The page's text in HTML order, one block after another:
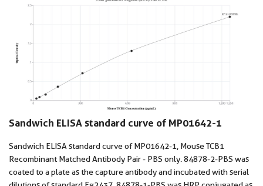
Sandwich ELISA standard curve of MP01642-1
Sandwich ELISA standard curve of MP01642-1, Mouse TCB1
Recombinant Matched Antibody Pair - PBS only. 84878-2-PBS was
coated to a plate as the capture antibody and incubated with serial